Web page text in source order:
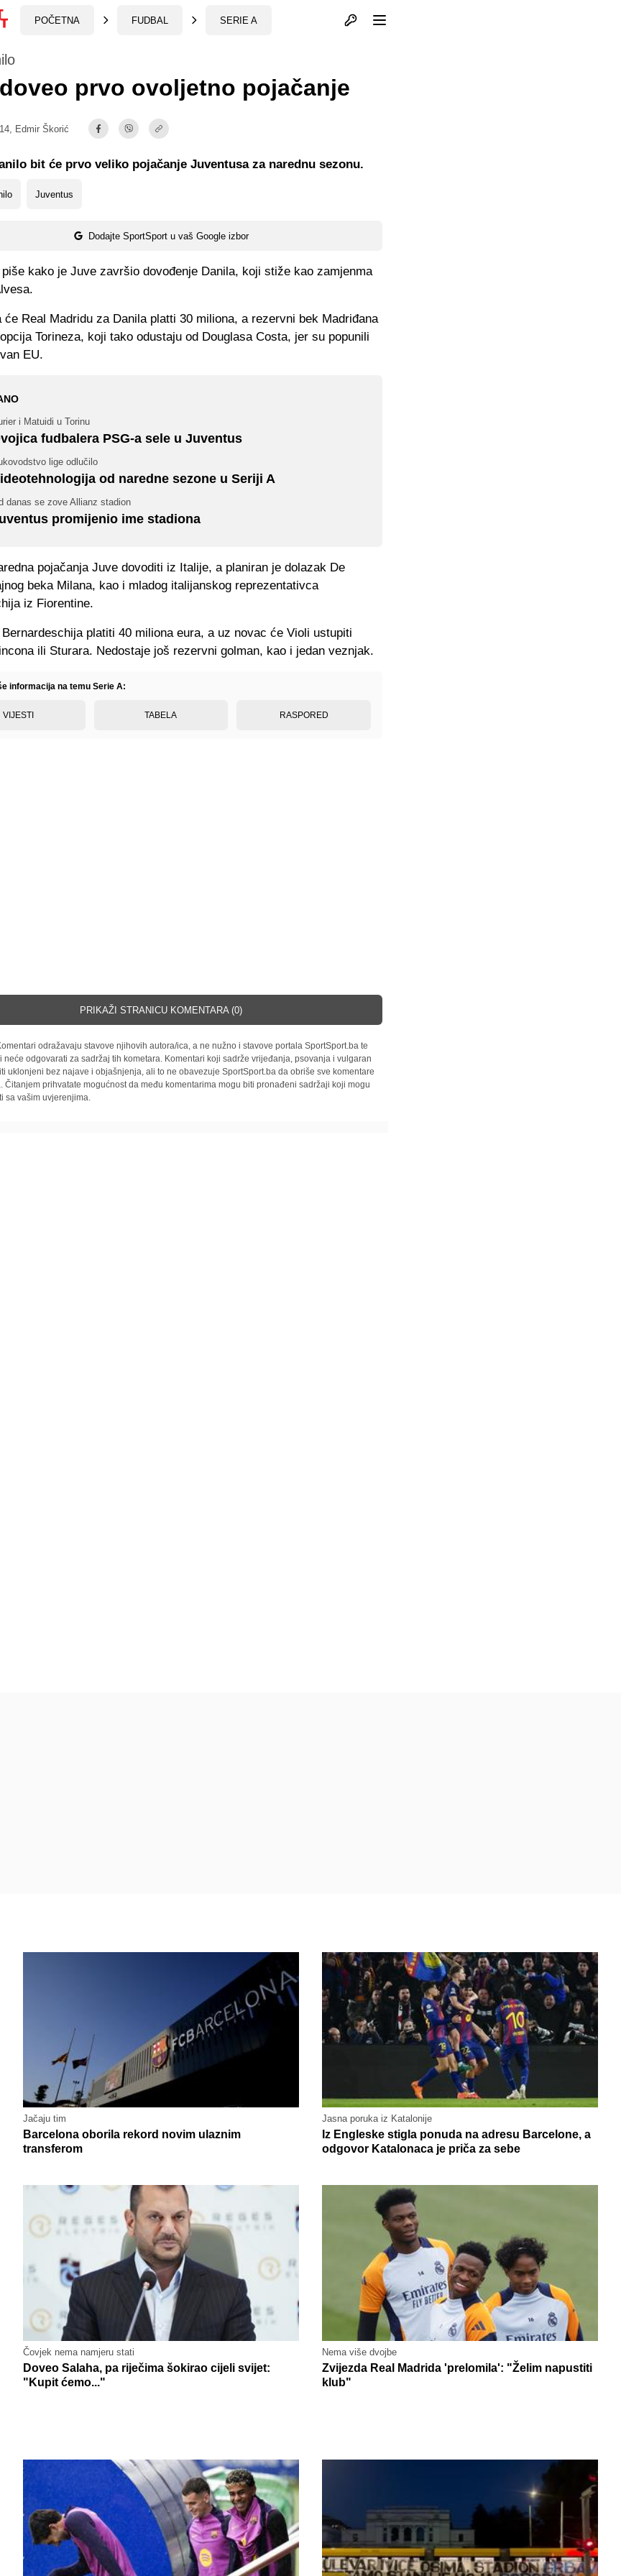
POČETNA FUDBAL SERIE A Otvori profil
prvo ovoljetno pojačanje
Edmir Škorić
Juventus
Dodajte SportSport u vaš Google izbor
bit će prvo veliko pojačanje Juventusa za narednu sezonu.
piše kako je Juve završio dovođenje Danila, koji stiže kao zamjenma
će Real Madridu za Danila platti 30 miliona, a rezervni bek Madriđana
Torineza, koji tako odustaju od Douglasa Costa, jer su popunili
EU.
i Matuidi u Torinu
fudbalera PSG-a sele u Juventus
lige odlučilo
od naredne sezone u Seriji A
danas se zove Allianz stadion
promijenio ime stadiona
pojačanja Juve dovoditi iz Italije, a planiran je dolazak De
beka Milana, kao i mladog italijanskog reprezentativca
iz Fiorentine.
platiti 40 miliona eura, a uz novac će Violi ustupiti
ili Sturara. Nedostaje još rezervni golman, kao i jedan veznjak.
informacija na temu Serie A:
VIJESTI TABELA RASPORED
PRIKAŽI STRANICU KOMENTARA (0)
odražavaju stavove njihovih autora/ica, a ne nužno i stavove portala SportSport.ba te
neće odgovarati za sadržaj tih kometara. Komentari koji sadrže vrijeđanja, psovanja i vulgaran
uklonjeni bez najave i objašnjenja, ali to ne obavezuje SportSport.ba da obriše sve komentare
Čitanjem prihvatate mogućnost da među komentarima mogu biti pronađeni sadržaji koji mogu
sa vašim uvjerenjima.
Jačaju tim
Barcelona oborila rekord novim ulaznim
transferom
Jasna poruka iz Katalonije
Iz Engleske stigla ponuda na adresu Barcelone, a
odgovor Katalonaca je priča za sebe
Čovjek nema namjeru stati
Doveo Salaha, pa riječima šokirao cijeli svijet:
"Kupit ćemo..."
Nema više dvojbe
Zvijezda Real Madrida 'prelomila': "Želim napustiti
klub"